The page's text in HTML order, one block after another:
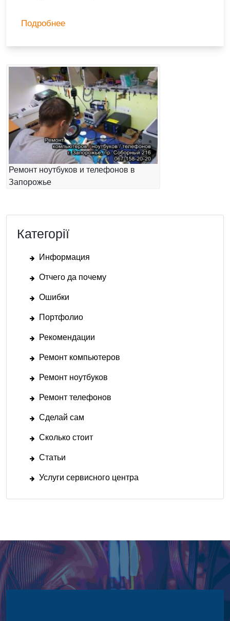
Подробнее
Ремонт ноутбуков и телефонов в
Запорожье
Категорії
Информация
Отчего да почему
Ошибки
Портфолио
Рекомендации
Ремонт компьютеров
Ремонт ноутбуков
Ремонт телефонов
Сделай сам
Сколько стоит
Статьи
Услуги сервисного центра